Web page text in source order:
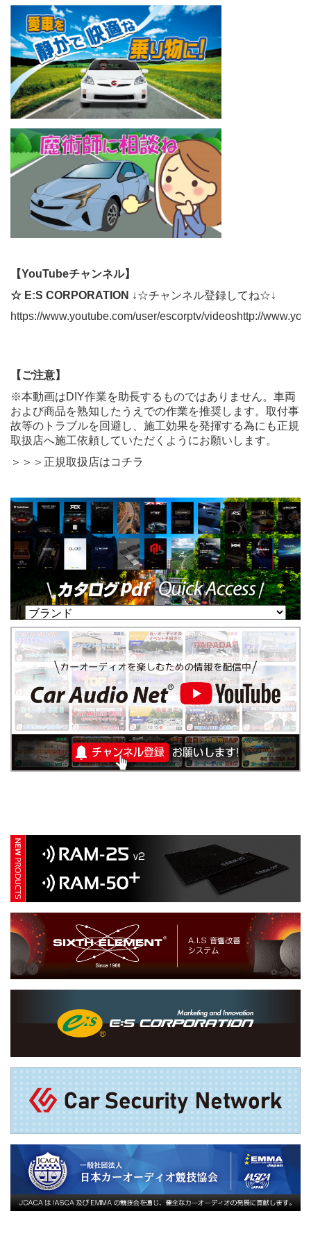
【YouTubeチャンネル】
☆ E:S CORPORATION ↓☆チャンネル登録してね☆↓
https://www.youtube.com/user/escorptv/videoshttp://
【ご注意】
※本動画はDIY作業を助長するものではありません。車両
および商品を熟知したうえでの作業を推奨します。取付事
故等のトラブルを回避し、施工効果を発揮する為にも正規
取扱店へ施工依頼していただくようにお願いします。
＞＞＞正規取扱店はコチラ